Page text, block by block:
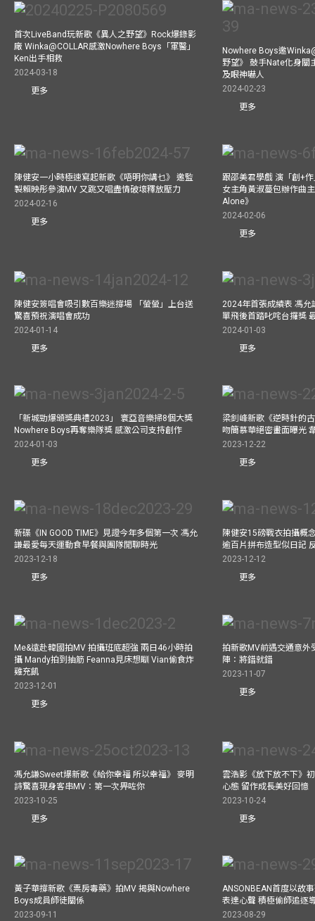
首次LiveBand玩新歌《異人之野望》Rock爆錄影
廠 Winka@COLLAR感激Nowhere Boys「軍醫」
Ken出手相救
2024-03-18
更多
Nowhere Boys邀
野望》 鼓手Nate化身關
及眼神嚇人
2024-02-23
更多
陳健安一小時極速寫起新歌《唔明你講乜》 邀監
製賴映彤參演MV 又跳又唱盡情破壞釋放壓力
2024-02-16
更多
跟邵美君學戲 演「創+
女主角黃淑蔓包辦作曲
Alone》
2024-02-06
更多
陳健安簽唱會吸引數百樂迷撐場 「螢螢」上台送
驚喜預祝演唱會成功
2024-01-14
更多
2024年首張成績表 馮允
單飛後首踏叱咤台攞獎
2024-01-03
更多
「新城勁爆頒獎典禮2023」 寰亞音樂掃8個大獎
Nowhere Boys再奪樂隊獎 感激公司支持創作
2024-01-03
更多
梁釗峰新歌《逆時針的
吻簡慕華絕密畫面曝光
2023-12-22
更多
新碟《IN GOOD TIME》見證今年多個第一次 馮允
謙最愛每天運動食早餐與團隊閒聊時光
2023-12-18
更多
陳健安15磅戰衣拍攝概
逾百片拼布造型似日記
2023-12-12
更多
Me&遠赴韓國拍MV 拍攝班底超強 兩日46小時拍
攝 Mandy拍到抽筋 Feanna見床想瞓 Vian偷食炸
雞充飢
2023-12-01
更多
拍新歌MV前遇交通意外
陣：將錯就錯
2023-11-07
更多
馮允謙Sweet爆新歌《給你幸福 所以幸福》 麥明
詩驚喜現身客串MV：第一次畀咗你
2023-10-25
更多
雲浩影《放下放不下》
心態 留作成長美好回憶
2023-10-24
更多
黃子華撐新歌《票房毒藥》拍MV 揭與Nowhere
Boys成員師徒關係
2023-09-11
ANSONBEAN首度以故
表達心聲 積極偷師追逐
2023-08-29